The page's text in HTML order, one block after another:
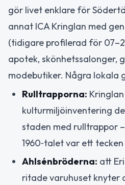
gör livet enklare för
annat ICA Kringlan med
(tidigare profilerad för
apotek, skönhetssalonger,
modebutiker. Några lokala
Rulltrapporna:
kulturmiljöinventering
staden med rulltrappor
1960‑talet var ett
Ahlsénbröderna: att
ritade varuhuset knyter